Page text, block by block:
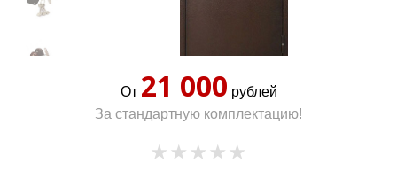
От 21 000 рублей
За стандартную комплектацию!